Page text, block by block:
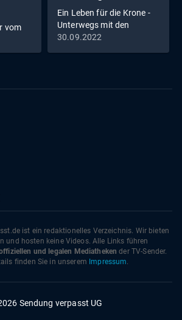
vom
Ein Leben für die Krone -
Unterwegs mit den
Weinköniginnen
30.09.2022
de ist ein redaktionelles Verzeichnis. Wir bieten
und hosten keine Videos. Alle Links führen
und legalen Mediatheken der TV-Sender.
finden Sie in unserem Impressum.
Sendung verpasst UG